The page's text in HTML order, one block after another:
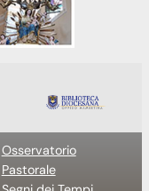
Osservatorio
Pastorale